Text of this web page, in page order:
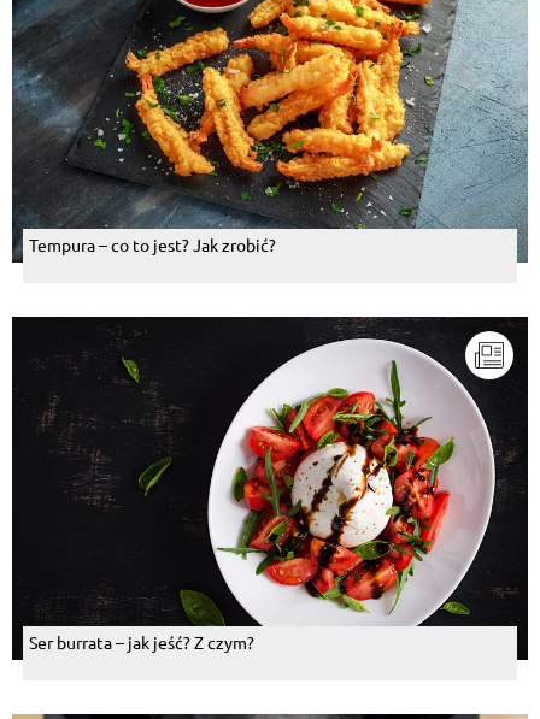
Tempura – co to jest? Jak zrobić?
Ser burrata – jak jeść? Z czym?